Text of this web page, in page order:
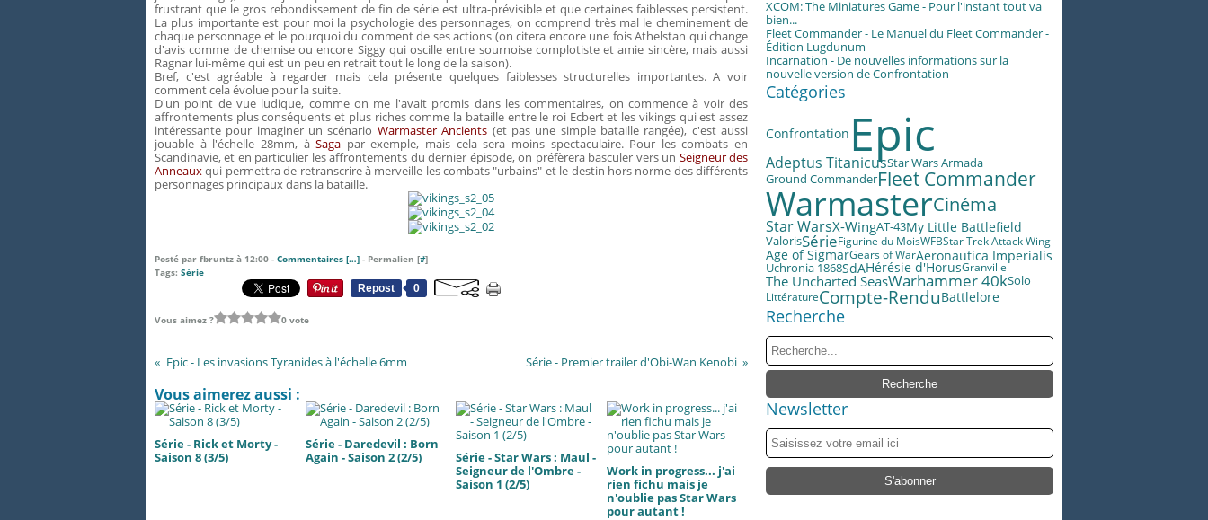
frustrant que le gros rebondissement de fin de série est ultra-prévisible et que certaines faiblesses persistent.
La plus importante est pour moi la psychologie des personnages, on comprend très mal le cheminement de
chaque personnage et le pourquoi du comment de ses actions (on citera encore une fois Athelstan qui change
d'avis comme de chemise ou encore Siggy qui oscille entre sournoise complotiste et amie sincère, mais aussi
Ragnar lui-même qui est un peu en retrait tout le long de la saison).
Bref, c'est agréable à regarder mais cela présente quelques faiblesses structurelles importantes. A voir
comment cela évolue pour la suite.
D'un point de vue ludique, comme on me l'avait promis dans les commentaires, on commence à voir des
affrontements plus conséquents et plus riches comme la bataille entre le roi Ecbert et les vikings qui est assez
intéressante pour imaginer un scénario Warmaster Ancients (et pas une simple bataille rangée), c'est aussi
jouable à l'échelle 28mm, àSaga par exemple, mais cela sera moins spectaculaire. Pour les combats en
Scandinavie, et en particulier les affrontements du dernier épisode, on préfèrera basculer vers un Seigneur des
Anneauxqui permettra de retranscrire à merveille les combats "urbains" et le destin hors norme des différents
personnages principaux dans la bataille.
Posté par fbruntz à 12:00 - Commentaires […] - Permalien [#]
Tags: Série
Repost
0
Vous aimez ? 0 vote
Epic - Les invasions Tyranides à l'échelle 6mm Série - Premier trailer d'Obi-Wan Kenobi
Vous aimerez aussi :
Série - Rick et Morty -
Saison 8 (3/5)
Série - Daredevil : Born
Again - Saison 2 (2/5)
Série - Star Wars : Maul -
Seigneur de l'Ombre -
Saison 1 (2/5)
Work in progress... j'ai
rien fichu mais je
n'oublie pas Star Wars
pour autant !
XCOM: The Miniatures Game - Pour l'instant tout va
bien...
Fleet Commander - Le Manuel du Fleet Commander -
Édition Lugdunum
Incarnation - De nouvelles informations sur la
nouvelle version de Confrontation
Catégories
Confrontation Epic
Adeptus TitanicusStar Wars Armada
Ground CommanderFleet Commander
WarmasterCinéma
Star WarsX-WingAT-43My Little Battlefield
ValorisSérieFigurine du MoisWFBStar Trek Attack Wing
Age of SigmarGears of WarAeronautica Imperialis
Uchronia 1868SdAHérésie d'HorusGranville
The Uncharted SeasWarhammer 40kSolo
LittératureCompte-RenduBattlelore
Recherche
Newsletter